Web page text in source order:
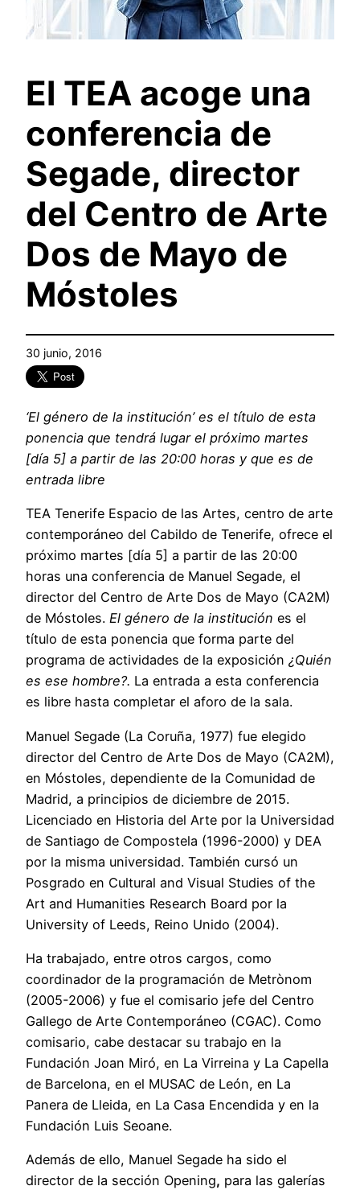
El TEA acoge una
conferencia de
Segade, director
del Centro de Arte
Dos de Mayo de
Móstoles
30 junio, 2016
‘El género de la institución’ es el título de esta
ponencia que tendrá lugar el próximo martes
[día 5] a partir de las 20:00 horas y que es de
entrada libre
TEA Tenerife Espacio de las Artes, centro de arte
contemporáneo del Cabildo de Tenerife, ofrece el
próximo martes [día 5] a partir de las 20:00
horas una conferencia de Manuel Segade, el
director del Centro de Arte Dos de Mayo (CA2M)
de Móstoles. El género de la institución es el
título de esta ponencia que forma parte del
programa de actividades de la exposición ¿Quién
es ese hombre?. La entrada a esta conferencia
es libre hasta completar el aforo de la sala.
Manuel Segade (La Coruña, 1977) fue elegido
director del Centro de Arte Dos de Mayo (CA2M),
en Móstoles, dependiente de la Comunidad de
Madrid, a principios de diciembre de 2015.
Licenciado en Historia del Arte por la Universidad
de Santiago de Compostela (1996-2000) y DEA
por la misma universidad. También cursó un
Posgrado en Cultural and Visual Studies of the
Art and Humanities Research Board por la
University of Leeds, Reino Unido (2004).
Ha trabajado, entre otros cargos, como
coordinador de la programación de Metrònom
(2005-2006) y fue el comisario jefe del Centro
Gallego de Arte Contemporáneo (CGAC). Como
comisario, cabe destacar su trabajo en la
Fundación Joan Miró, en La Virreina y La Capella
de Barcelona, en el MUSAC de León, en La
Panera de Lleida, en La Casa Encendida y en la
Fundación Luis Seoane.
Además de ello, Manuel Segade ha sido el
director de la sección Opening, para las galerías